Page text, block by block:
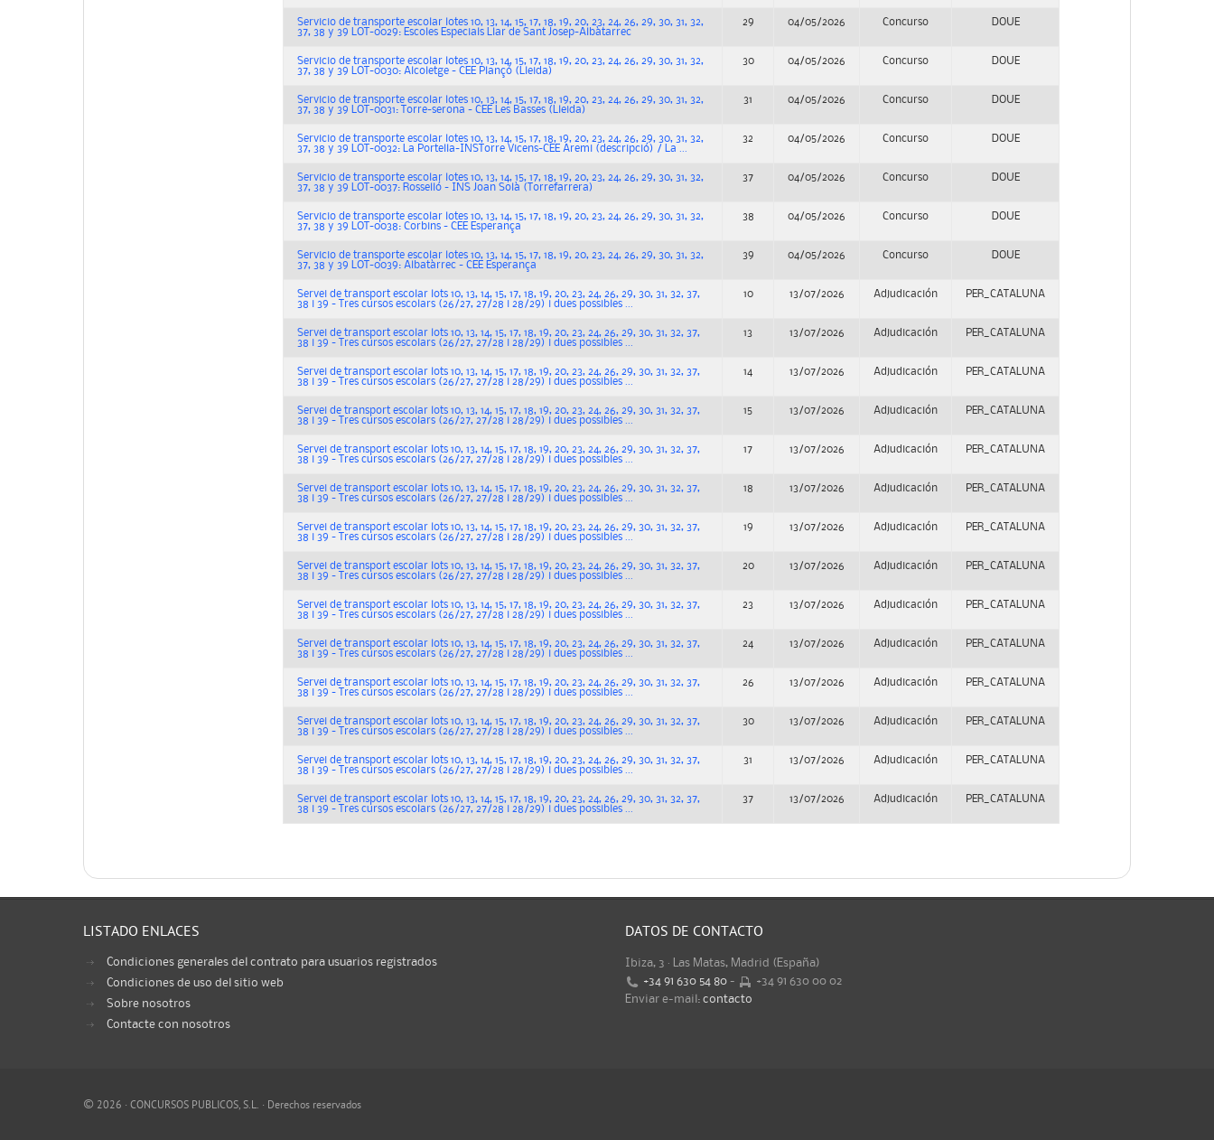
Servicio de transporte escolar lotes 10, 13, 14, 15, 17, 18, 19, 20, 23, 24, 26, 29, 30, 31, 32,
37, 38 y 39 LOT-0029: Escoles Especials Llar de Sant Josep-Albàtarrec
29 04/05/2026 Concurso DOUE
Servicio de transporte escolar lotes 10, 13, 14, 15, 17, 18, 19, 20, 23, 24, 26, 29, 30, 31, 32,
37, 38 y 39 LOT-0030: Alcoletge - CEE Plançó (Lleida)
30 04/05/2026 Concurso DOUE
Servicio de transporte escolar lotes 10, 13, 14, 15, 17, 18, 19, 20, 23, 24, 26, 29, 30, 31, 32,
37, 38 y 39 LOT-0031: Torre-serona - CEE Les Basses (Lleida)
31 04/05/2026 Concurso DOUE
Servicio de transporte escolar lotes 10, 13, 14, 15, 17, 18, 19, 20, 23, 24, 26, 29, 30, 31, 32,
37, 38 y 39 LOT-0032: La Portella-INSTorre Vicens-CEE Aremi (descripció) / La ...
32 04/05/2026 Concurso DOUE
Servicio de transporte escolar lotes 10, 13, 14, 15, 17, 18, 19, 20, 23, 24, 26, 29, 30, 31, 32,
37, 38 y 39 LOT-0037: Rosselló - INS Joan Solà (Torrefarrera)
37 04/05/2026 Concurso DOUE
Servicio de transporte escolar lotes 10, 13, 14, 15, 17, 18, 19, 20, 23, 24, 26, 29, 30, 31, 32,
37, 38 y 39 LOT-0038: Corbins - CEE Esperança
38 04/05/2026 Concurso DOUE
Servicio de transporte escolar lotes 10, 13, 14, 15, 17, 18, 19, 20, 23, 24, 26, 29, 30, 31, 32,
37, 38 y 39 LOT-0039: Albatàrrec - CEE Esperança
39 04/05/2026 Concurso DOUE
Servei de transport escolar lots 10, 13, 14, 15, 17, 18, 19, 20, 23, 24, 26, 29, 30, 31, 32, 37,
38 i 39 - Tres cursos escolars (26/27, 27/28 i 28/29) i dues possibles ...
10 13/07/2026 Adjudicación PER_CATALUNA
Servei de transport escolar lots 10, 13, 14, 15, 17, 18, 19, 20, 23, 24, 26, 29, 30, 31, 32, 37,
38 i 39 - Tres cursos escolars (26/27, 27/28 i 28/29) i dues possibles ...
13 13/07/2026 Adjudicación PER_CATALUNA
Servei de transport escolar lots 10, 13, 14, 15, 17, 18, 19, 20, 23, 24, 26, 29, 30, 31, 32, 37,
38 i 39 - Tres cursos escolars (26/27, 27/28 i 28/29) i dues possibles ...
14 13/07/2026 Adjudicación PER_CATALUNA
Servei de transport escolar lots 10, 13, 14, 15, 17, 18, 19, 20, 23, 24, 26, 29, 30, 31, 32, 37,
38 i 39 - Tres cursos escolars (26/27, 27/28 i 28/29) i dues possibles ...
15 13/07/2026 Adjudicación PER_CATALUNA
Servei de transport escolar lots 10, 13, 14, 15, 17, 18, 19, 20, 23, 24, 26, 29, 30, 31, 32, 37,
38 i 39 - Tres cursos escolars (26/27, 27/28 i 28/29) i dues possibles ...
17 13/07/2026 Adjudicación PER_CATALUNA
Servei de transport escolar lots 10, 13, 14, 15, 17, 18, 19, 20, 23, 24, 26, 29, 30, 31, 32, 37,
38 i 39 - Tres cursos escolars (26/27, 27/28 i 28/29) i dues possibles ...
18 13/07/2026 Adjudicación PER_CATALUNA
Servei de transport escolar lots 10, 13, 14, 15, 17, 18, 19, 20, 23, 24, 26, 29, 30, 31, 32, 37,
38 i 39 - Tres cursos escolars (26/27, 27/28 i 28/29) i dues possibles ...
19 13/07/2026 Adjudicación PER_CATALUNA
Servei de transport escolar lots 10, 13, 14, 15, 17, 18, 19, 20, 23, 24, 26, 29, 30, 31, 32, 37,
38 i 39 - Tres cursos escolars (26/27, 27/28 i 28/29) i dues possibles ...
20 13/07/2026 Adjudicación PER_CATALUNA
Servei de transport escolar lots 10, 13, 14, 15, 17, 18, 19, 20, 23, 24, 26, 29, 30, 31, 32, 37,
38 i 39 - Tres cursos escolars (26/27, 27/28 i 28/29) i dues possibles ...
23 13/07/2026 Adjudicación PER_CATALUNA
Servei de transport escolar lots 10, 13, 14, 15, 17, 18, 19, 20, 23, 24, 26, 29, 30, 31, 32, 37,
38 i 39 - Tres cursos escolars (26/27, 27/28 i 28/29) i dues possibles ...
24 13/07/2026 Adjudicación PER_CATALUNA
Servei de transport escolar lots 10, 13, 14, 15, 17, 18, 19, 20, 23, 24, 26, 29, 30, 31, 32, 37,
38 i 39 - Tres cursos escolars (26/27, 27/28 i 28/29) i dues possibles ...
26 13/07/2026 Adjudicación PER_CATALUNA
Servei de transport escolar lots 10, 13, 14, 15, 17, 18, 19, 20, 23, 24, 26, 29, 30, 31, 32, 37,
38 i 39 - Tres cursos escolars (26/27, 27/28 i 28/29) i dues possibles ...
30 13/07/2026 Adjudicación PER_CATALUNA
Servei de transport escolar lots 10, 13, 14, 15, 17, 18, 19, 20, 23, 24, 26, 29, 30, 31, 32, 37,
38 i 39 - Tres cursos escolars (26/27, 27/28 i 28/29) i dues possibles ...
31 13/07/2026 Adjudicación PER_CATALUNA
Servei de transport escolar lots 10, 13, 14, 15, 17, 18, 19, 20, 23, 24, 26, 29, 30, 31, 32, 37,
38 i 39 - Tres cursos escolars (26/27, 27/28 i 28/29) i dues possibles ...
37 13/07/2026 Adjudicación PER_CATALUNA
LISTADO ENLACES
Condiciones generales del contrato para usuarios registrados
Condiciones de uso del sitio web
Sobre nosotros
Contacte con nosotros
DATOS DE CONTACTO
Ibiza, 3 · Las Matas, Madrid (España)
+34 91 630 54 80 -
+34 91 630 00 02
Enviar e-mail: contacto
© 2026 · CONCURSOS PUBLICOS, S.L. · Derechos reservados